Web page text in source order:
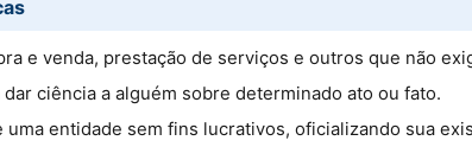
e venda, prestação de serviços e outros que não
ciência a alguém sobre determinado ato ou fato.
entidade sem fins lucrativos, oficializando sua